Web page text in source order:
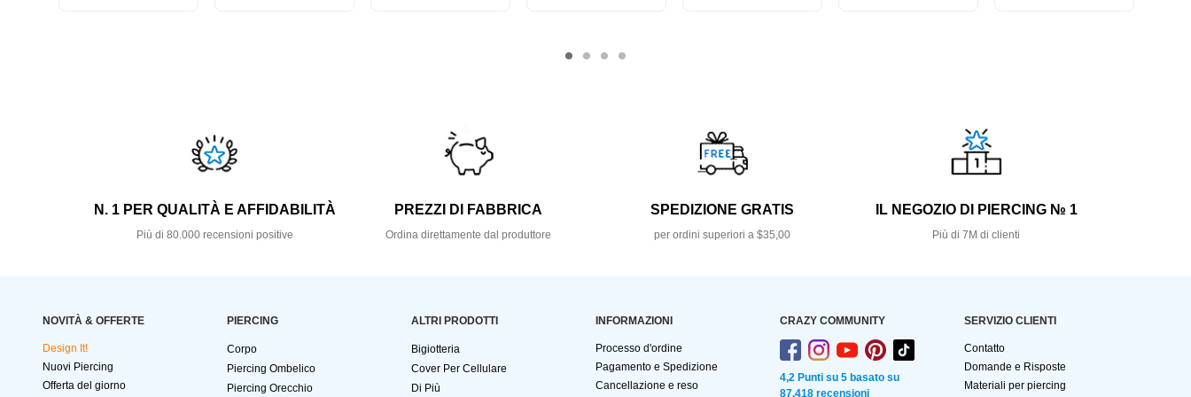
N. 1 PER QUALITÀ E AFFIDABILITÀ
Più di 80.000 recensioni positive
PREZZI DI FABBRICA
Ordina direttamente dal produttore
SPEDIZIONE GRATIS
per ordini superiori a $35,00
IL NEGOZIO DI PIERCING № 1
Più di 7M di clienti
NOVITÀ & OFFERTE
Design It!
Nuovi Piercing
Offerta del giorno
PIERCING
Corpo
Piercing Ombelico
Piercing Orecchio
ALTRI PRODOTTI
Bigiotteria
Cover Per Cellulare
Di Più
INFORMAZIONI
Processo d'ordine
Pagamento e Spedizione
Cancellazione e reso
CRAZY COMMUNITY
4,2 Punti su 5 basato su
87.418 recensioni
SERVIZIO CLIENTI
Contatto
Domande e Risposte
Materiali per piercing